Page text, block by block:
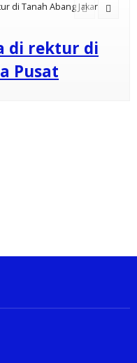
di Tanah Abang Jakarta
di rektur di
Pusat